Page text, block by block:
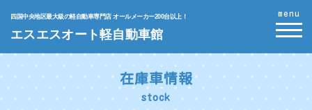
四国中央地区最大級の軽自動車専門店 オールメーカー200台以上！
エスエスオート軽自動車館
menu
在庫車情報
stock